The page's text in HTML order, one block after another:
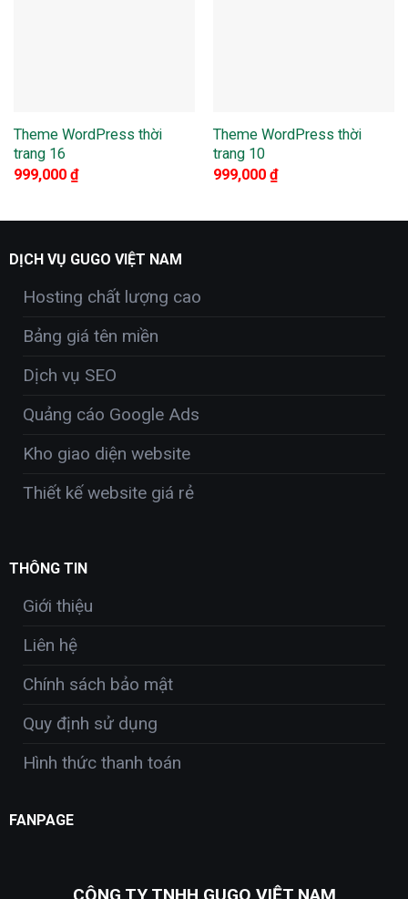
Theme WordPress thời
trang 16
999,000 ₫
Theme WordPress thời
trang 10
999,000 ₫
DỊCH VỤ GUGO VIỆT NAM
Hosting chất lượng cao
Bảng giá tên miền
Dịch vụ SEO
Quảng cáo Google Ads
Kho giao diện website
Thiết kế website giá rẻ
THÔNG TIN
Giới thiệu
Liên hệ
Chính sách bảo mật
Quy định sử dụng
Hình thức thanh toán
FANPAGE
CÔNG TY TNHH GUGO VIỆT NAM